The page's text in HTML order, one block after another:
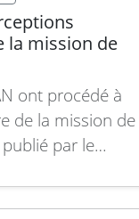
la mission de
ont procédé à
de la mission de
par le
alliées ont